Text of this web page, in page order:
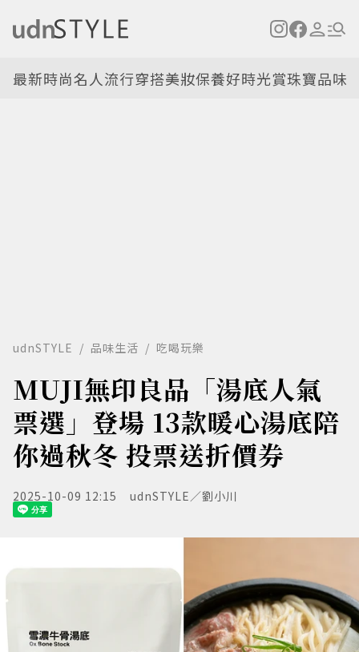
最新時尚名人流行穿搭美妝保養好時光賞珠寶品味
udnSTYLE 品味生活 吃喝玩樂
MUJI無印良品「湯底人氣
票選」登場 13款暖心湯底陪
你過秋冬 投票送折價券
2025-10-09 12:15 udnSTYLE／劉小川